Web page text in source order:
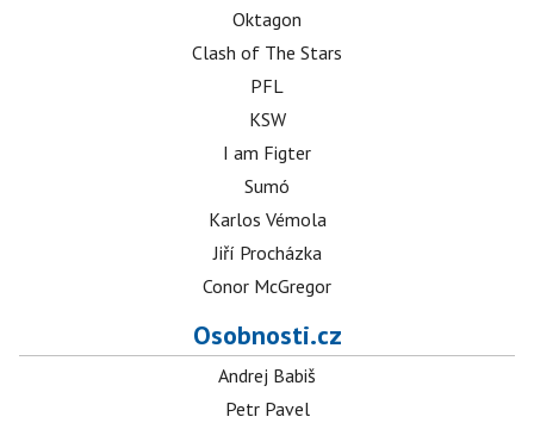
Oktagon
Clash of The Stars
PFL
KSW
I am Figter
Sumó
Karlos Vémola
Jiří Procházka
Conor McGregor
Osobnosti.cz
Andrej Babiš
Petr Pavel